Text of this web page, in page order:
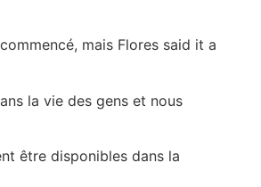
mais Flores said it a
la vie des gens et nous
être disponibles dans la